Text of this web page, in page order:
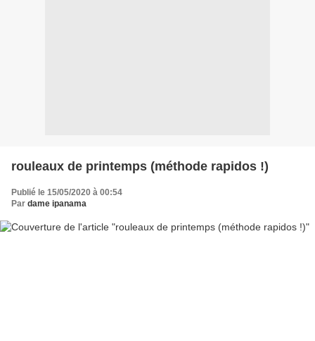
rouleaux de printemps (méthode rapidos !)
Publié le 15/05/2020 à 00:54
Par dame ipanama